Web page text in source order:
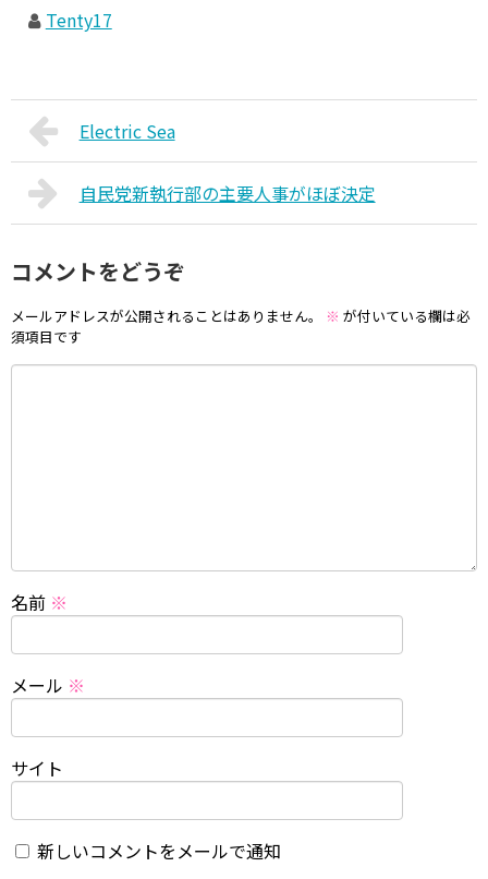
Tenty17
Electric Sea
自民党新執行部の主要人事がほぼ決定
コメントをどうぞ
メールアドレスが公開されることはありません。 ※ が付いている欄は必
須項目です
名前 ※
メール ※
サイト
新しいコメントをメールで通知